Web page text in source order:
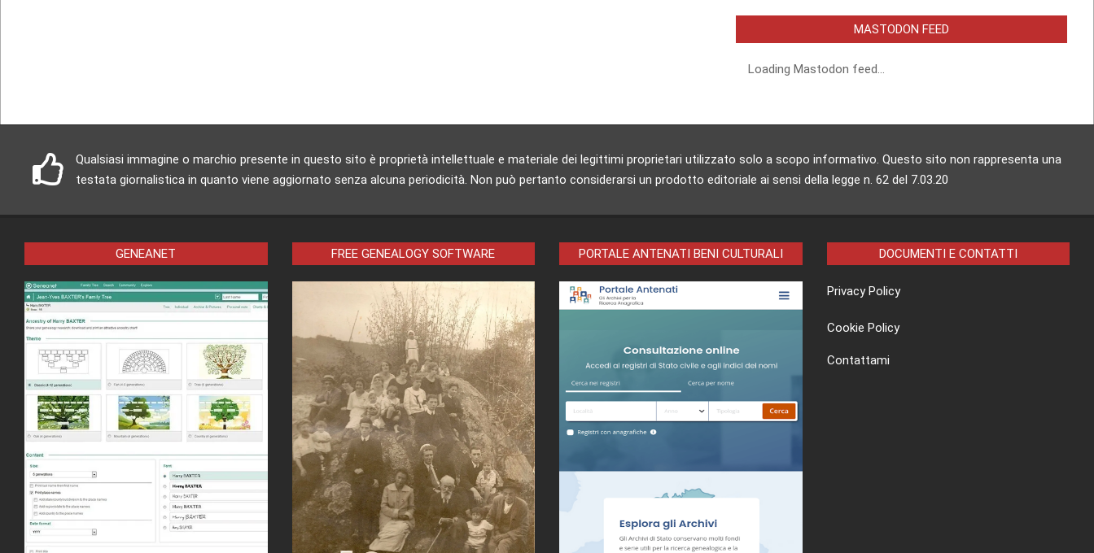
MASTODON FEED
Loading Mastodon feed...
Qualsiasi immagine o marchio presente in questo sito è proprietà intellettuale e materiale dei legittimi proprietari utilizzato solo a scopo informativo. Questo sito non rappresenta una
testata giornalistica in quanto viene aggiornato senza alcuna periodicità. Non può pertanto considerarsi un prodotto editoriale ai sensi della legge n. 62 del 7.03.20
GENEANET FREE GENEALOGY SOFTWARE PORTALE ANTENATI BENI CULTURALI DOCUMENTI E CONTATTI
Privacy Policy
Cookie Policy
Contattami